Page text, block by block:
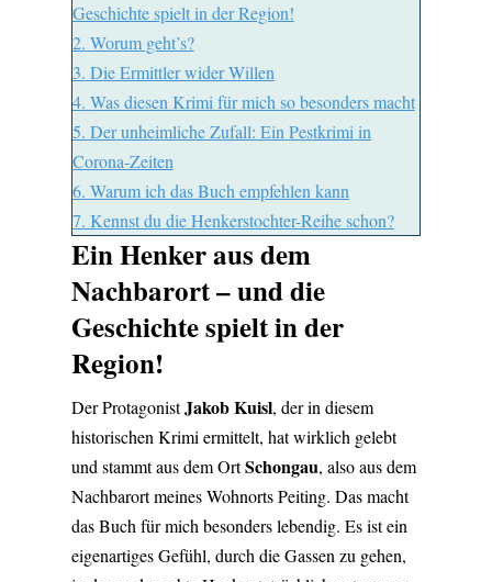
Geschichte spielt in der Region!
2. Worum geht’s?
3. Die Ermittler wider Willen
4. Was diesen Krimi für mich so besonders macht
5. Der unheimliche Zufall: Ein Pestkrimi in
Corona-Zeiten
6. Warum ich das Buch empfehlen kann
7. Kennst du die Henkerstochter-Reihe schon?
Ein Henker aus dem
Nachbarort – und die
Geschichte spielt in der
Region!
Der ProtagonistJakob Kuisl, der in diesem
historischen Krimi ermittelt, hat wirklich gelebt
und stammt aus dem OrtSchongau, also aus dem
Nachbarort meines Wohnorts Peiting. Das macht
das Buch für mich besonders lebendig. Es ist ein
eigenartiges Gefühl, durch die Gassen zu gehen,